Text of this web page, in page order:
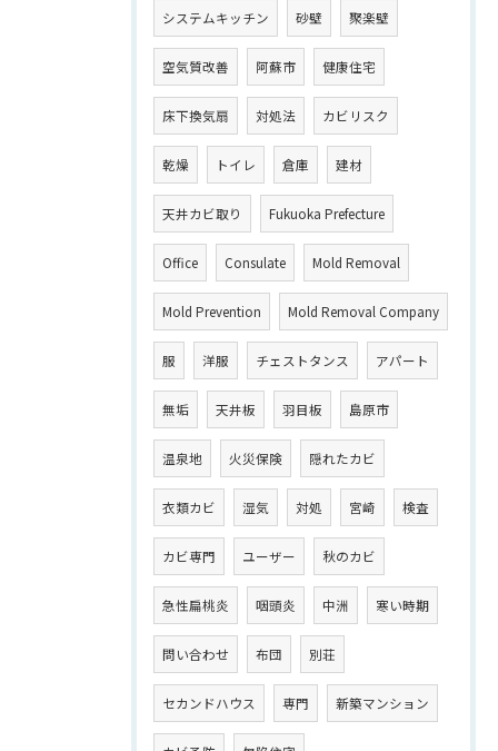
システムキッチン 砂壁 聚楽壁
空気質改善 阿蘇市 健康住宅
床下換気扇 対処法 カビリスク
乾燥 トイレ 倉庫 建材
天井カビ取り Fukuoka Prefecture
Office Consulate Mold Removal
Mold Prevention Mold Removal Company
服 洋服 チェストタンス アパート
無垢 天井板 羽目板 島原市
温泉地 火災保険 隠れたカビ
衣類カビ 湿気 対処 宮崎 検査
カビ専門 ユーザー 秋のカビ
急性扁桃炎 咽頭炎 中洲 寒い時期
問い合わせ 布団 別荘
セカンドハウス 専門 新築マンション